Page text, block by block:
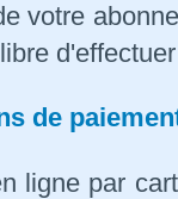
votre
de
ligne par